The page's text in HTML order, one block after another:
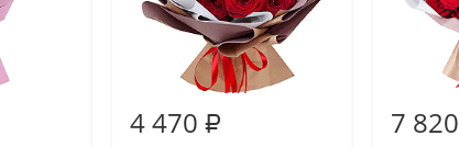
4 470 ₽ 7 820